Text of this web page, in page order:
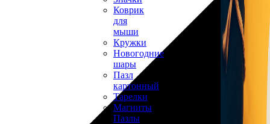
Коврик
для
мыши
Кружки
Новогодние
шары
Пазл
картонный
Тарелки
Магниты
Пазлы